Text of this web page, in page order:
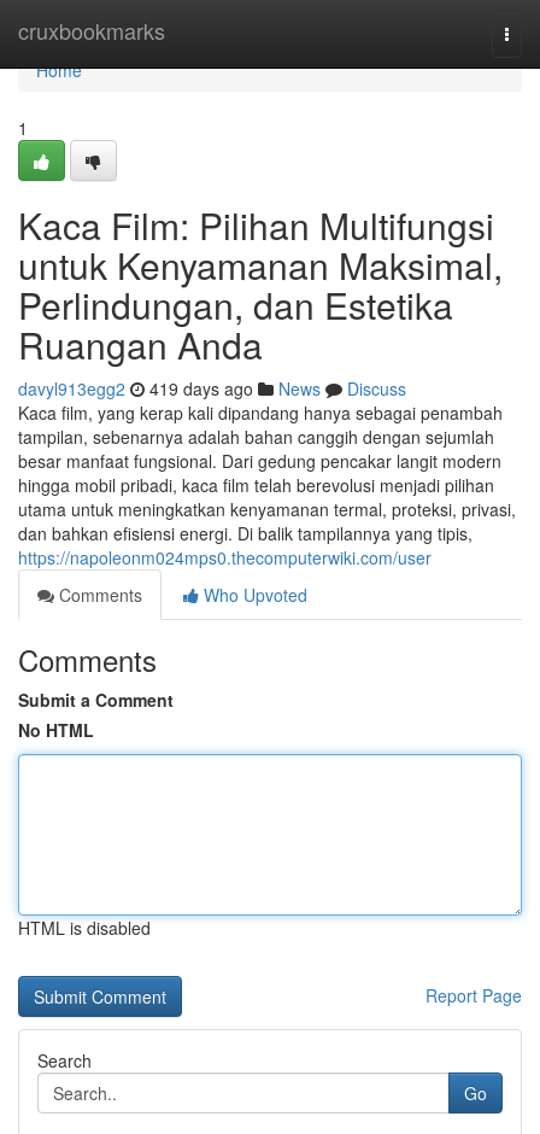
cruxbookmarks
Home
Home
1
Kaca Film: Pilihan Multifungsi
untuk Kenyamanan Maksimal,
Perlindungan, dan Estetika
Ruangan Anda
davyl913egg2 419 days ago News
Discuss
Kaca film, yang kerap kali dipandang hanya sebagai penambah
tampilan, sebenarnya adalah bahan canggih dengan sejumlah
besar manfaat fungsional. Dari gedung pencakar langit modern
hingga mobil pribadi, kaca film telah berevolusi menjadi pilihan
utama untuk meningkatkan kenyamanan termal, proteksi, privasi,
dan bahkan efisiensi energi. Di balik tampilannya yang tipis,
https://napoleonm024mps0.thecomputerwiki.com/user
Comments
Who Upvoted
Comments
Submit a Comment
No HTML
HTML is disabled
Report Page
Search
Go